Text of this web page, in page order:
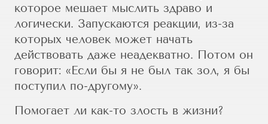
которое мешает мыслить здраво и
логически. Запускаются реакции, из-за
которых человек может начать
действовать даже неадекватно. Потом он
говорит: «Если бы я не был так зол, я бы
поступил по-другому».
Помогает ли как-то злость в жизни?